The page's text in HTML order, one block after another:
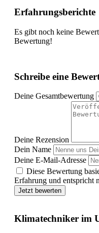
Erfahrungsberichte
Es gibt noch keine
Bewertung!
Schreibe eine
Deine Gesamtbewertung
Deine Rezension
Dein Name
Deine E-Mail-Adresse
Diese Bewertung
Erfahrung und entspricht
Jetzt bewerten
Klimatechniker im